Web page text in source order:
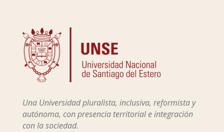
Una Universidad pluralista, inclusiva, reformista y
autónoma, con presencia territorial e integración
con la sociedad.